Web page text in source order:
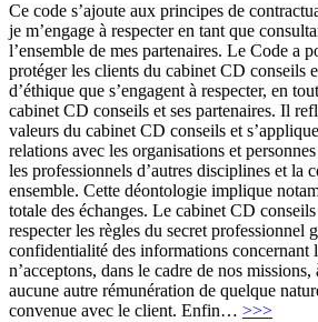
Ce code s’ajoute aux principes de
je m’engage à respecter en tant que
l’ensemble de mes partenaires. Le Code a
protéger les clients du cabinet CD conseils
d’éthique que s’engagent à respecter, en
cabinet CD conseils et ses partenaires. Il
valeurs du cabinet CD conseils et
relations avec les organisations et
les professionnels d’autres disciplines et la
ensemble. Cette déontologie implique
totale des échanges. Le cabinet CD
respecter les règles du secret professionnel
confidentialité des informations concernant
n’acceptons, dans le cadre de nos
aucune autre rémunération de quelque
convenue avec le client. Enfin… >>>"Code